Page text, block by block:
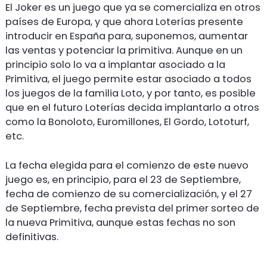
El Joker es un juego que ya se comercializa en otros
países de Europa, y que ahora Loterías presente
introducir en España para, suponemos, aumentar
las ventas y potenciar la primitiva. Aunque en un
principio solo lo va a implantar asociado a la
Primitiva, el juego permite estar asociado a todos
los juegos de la familia Loto, y por tanto, es posible
que en el futuro Loterías decida implantarlo a otros
como la Bonoloto, Euromillones, El Gordo, Lototurf,
etc.
La fecha elegida para el comienzo de este nuevo
juego es, en principio, para el 23 de Septiembre,
fecha de comienzo de su comercialización, y el 27
de Septiembre, fecha prevista del primer sorteo de
la nueva Primitiva, aunque estas fechas no son
definitivas.